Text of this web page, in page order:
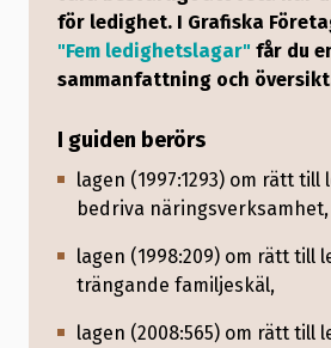
för ledighet. I Grafiska
"Fem ledighetslagar" får du
sammanfattning och
I guiden berörs
lagen (1997:1293) om rätt
bedriva näringsverksamhet,
lagen (1998:209) om rätt till
trängande familjeskäl,
lagen (2008:565) om rätt till